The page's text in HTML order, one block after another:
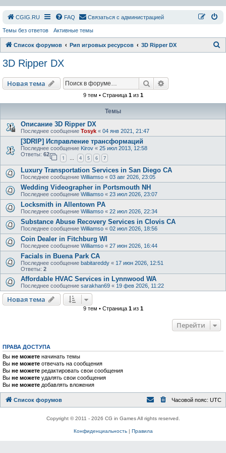
СGIG.RU FAQ Связаться с администрацией
Темы без ответов Активные темы
Список форумов Рип игровых ресурсов 3D Ripper DX
3D Ripper DX
Новая тема Поиск
9 тем • Страница 1из 1
Темы
Описание 3D Ripper DX
Последнее сообщение Tosyk « 04 янв 2021, 21:47
[3DRIP] Исправление транcформаций
Последнее сообщение Kirov « 25 июл 2013, 12:58
Ответы: 62
1 … 4 5 6 7
Luxury Transportation Services in San Diego CA
Последнее сообщение Williamso « 03 авг 2026, 23:05
Wedding Videographer in Portsmouth NH
Последнее сообщение Williamso « 23 июл 2026, 23:07
Locksmith in Allentown PA
Последнее сообщение Williamso « 22 июл 2026, 22:34
Substance Abuse Recovery Services in Clovis CA
Последнее сообщение Williamso « 02 июл 2026, 18:56
Coin Dealer in Fitchburg WI
Последнее сообщение Williamso « 27 июн 2026, 16:44
Facials in Buena Park CA
Последнее сообщение babitareddy « 17 июн 2026, 12:51
Ответы: 2
Affordable HVAC Services in Lynnwood WA
Последнее сообщение sarakhan69 « 19 фев 2026, 11:22
Новая тема
9 тем • Страница 1из 1
Перейти
ПРАВА ДОСТУПА
Вы не можете начинать темы
Вы не можете отвечать на сообщения
Вы не можете редактировать свои сообщения
Вы не можете удалять свои сообщения
Вы не можете добавлять вложения
Список форумов Часовой пояс: UTC
Copyright © 2011 - 2026 CG in Games All rights reserved.
Конфиденциальность| Правила